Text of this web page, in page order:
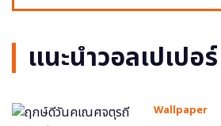
แนะนำวอลเปเปอร์
Wallpaper